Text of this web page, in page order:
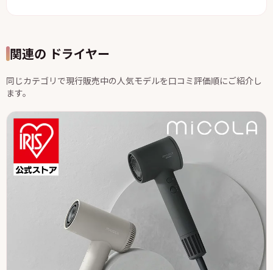
関連の ドライヤー
同じカテゴリで現行販売中の人気モデルを口コミ評価順にご紹介し
ます。